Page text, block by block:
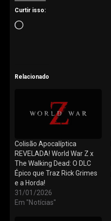
Curtir isso:
Relacionado
Colisão Apocalíptica
REVELADA! World War Z x
The Walking Dead: O DLC
Épico que Traz Rick Grimes
e a Horda!
31/01/2026
Em "Notícias"